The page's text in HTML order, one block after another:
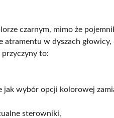
czarnym, mimo że
w dyszach
to:
wybór opcji kolorowej
sterowniki,